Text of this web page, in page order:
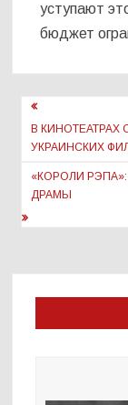
уступают
бюджет
по
записям
В
УКРАИНСКИХ
«КОРОЛИ
ДРАМЫ